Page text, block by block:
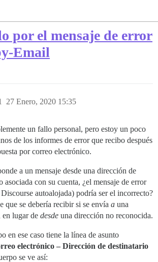
por el mensaje de error
Email
27 Enero, 2020 15:35
un fallo personal, pero estoy un poco
de los informes de error que recibo después
por correo electrónico.
a un mensaje desde una dirección de
asociada con su cuenta, ¿el mensaje de error
autoalojada) podría ser el incorrecto?
que se debería recibir si se envía a una
lugar de desde una dirección no reconocida.
en ese caso tiene la línea de asunto
electrónico – Dirección de destinatario
se ve así: